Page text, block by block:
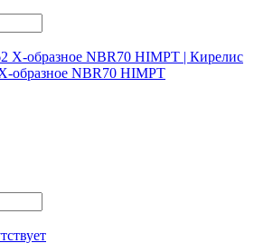
образное NBR70 HIMPT